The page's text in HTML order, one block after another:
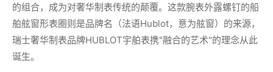
的组合，成为对奢华制表传统的颠覆。这款腕表外露螺钉的船
舶舷窗形表圈则是品牌名（法语Hublot，意为舷窗）的来源，
瑞士奢华制表品牌HUBLOT宇舶表携"融合的艺术"的理念从此
诞生。